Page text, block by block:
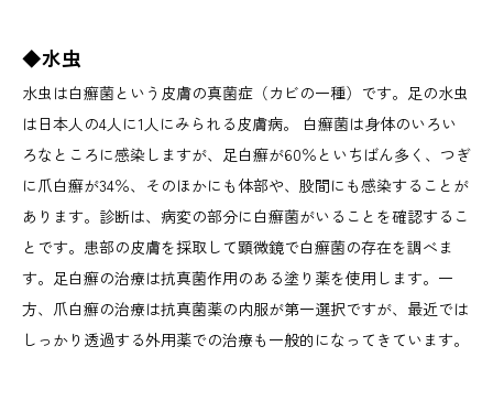
◆水虫
水虫は白癬菌という皮膚の真菌症（カビの一種）です。足の水虫
は日本人の4人に1人にみられる皮膚病。 白癬菌は身体のいろい
ろなところに感染しますが、足白癬が60％といちばん多く、つぎ
に爪白癬が34％、そのほかにも体部や、股間にも感染することが
あります。診断は、病変の部分に白癬菌がいることを確認するこ
とです。患部の皮膚を採取して顕微鏡で白癬菌の存在を調べま
す。足白癬の治療は抗真菌作用のある塗り薬を使用します。一
方、爪白癬の治療は抗真菌薬の内服が第一選択ですが、最近では
しっかり透過する外用薬での治療も一般的になってきています。